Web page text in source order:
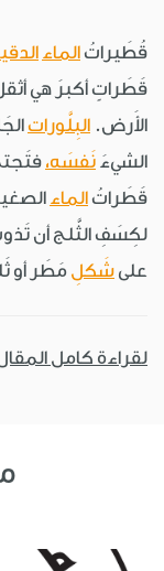
قُطَيراتُ الماء
قَطَراتٍ أكبرَ هي
الأَرض. البِلَّورات
الشيءَ نَفسَه،
قَطَراتُ الماء
لكِسَفِ الثَّلج أن
على شَكلِ مَطَر أو
لقراءة كامل